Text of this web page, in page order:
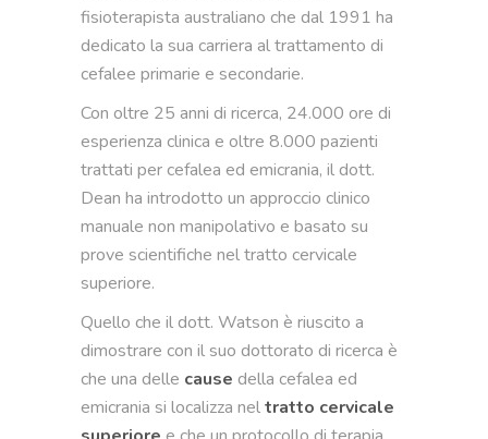
fisioterapista australiano che dal 1991 ha
dedicato la sua carriera al trattamento di
cefalee primarie e secondarie.
Con oltre 25 anni di ricerca, 24.000 ore di
esperienza clinica e oltre 8.000 pazienti
trattati per cefalea ed emicrania, il dott.
Dean ha introdotto un approccio clinico
manuale non manipolativo e basato su
prove scientifiche nel tratto cervicale
superiore.
Quello che il dott. Watson è riuscito a
dimostrare con il suo dottorato di ricerca è
che una delle cause della cefalea ed
emicrania si localizza neltratto cervicale